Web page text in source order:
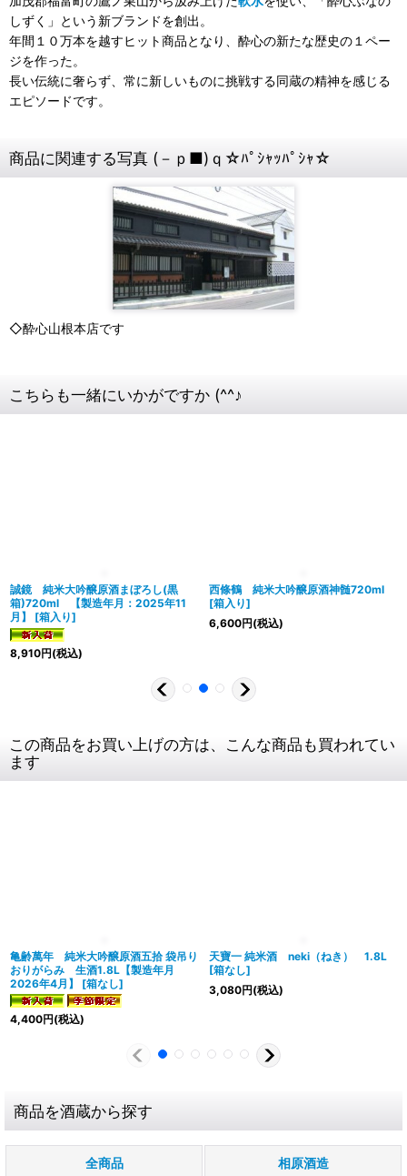
しずく」という新ブランドを創出。
年間１０万本を越すヒット商品となり、酔心の新たな歴史の１ペー
ジを作った。
長い伝統に奢らず、常に新しいものに挑戦する同蔵の精神を感じる
エピソードです。
商品に関連する写真 (－ｐ■)ｑ☆ﾊﾟｼｬｯﾊﾟｼｬ☆
◇酔心山根本店です
こちらも一緒にいかがですか (^^♪
誠鏡 純米大吟醸原酒まぼろし(黒
箱)720ml 【製造年月：2025年11
月】
[箱入り]
8,910円(税込)
西條鶴 純米大吟醸原酒神髄720ml
[箱入り]
6,600円(税込)
この商品をお買い上げの方は、こんな商品も買われてい
ます
亀齢萬年 純米大吟醸原酒五拾 袋吊り
おりがらみ 生酒1.8L【製造年月
2026年4月】
[箱なし]
4,400円(税込)
天寶一 純米酒 neki（ねき） 1.8L
[箱なし]
3,080円(税込)
商品を酒蔵から探す
全商品 相原酒造